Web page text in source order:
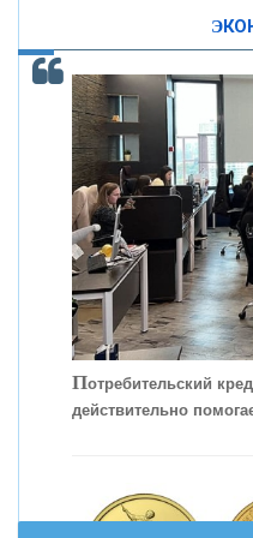
Скорость - один
кредитовании
Потребительский
действительно